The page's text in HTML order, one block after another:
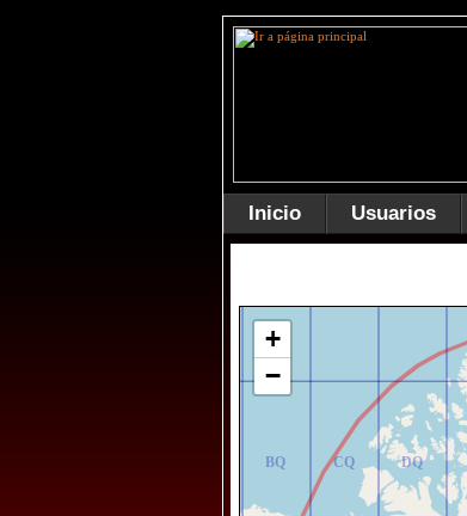
Inicio Usuarios
BQ
BR
CQ
CR
DQ
DR
+
−